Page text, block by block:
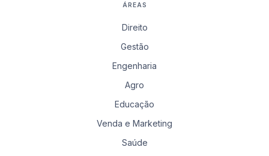
ÁREAS
Direito
Gestão
Engenharia
Agro
Educação
Venda e Marketing
Saúde